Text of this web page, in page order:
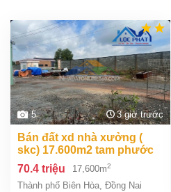
5 3 giờ trước
bán đất xd nhà xưởng (
skc) 17.600m2 tam phước
biên hòa đồng nai giá 70,4
tỷ
70.4 triệu 17,600m2
Thành phố Biên Hòa, Đồng Nai